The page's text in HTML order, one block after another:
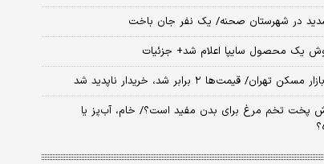
در شهرستان صحنه/ یک نفر جان باخت
یک محصول سایپا اعلام شد+ جزئیات
تهران/ قیمت‌ها ۲ برابر شد، خریدار ناپدید شد
پخت تخم مرغ برای بدن مفید است؟/ خام، آب‌پز یا